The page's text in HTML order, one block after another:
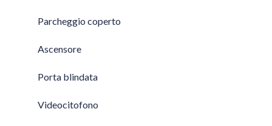
Parcheggio coperto
Ascensore
Porta blindata
Videocitofono